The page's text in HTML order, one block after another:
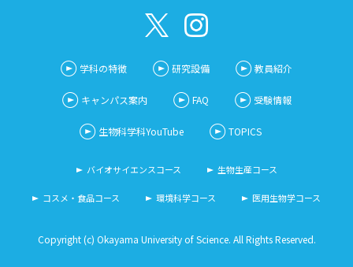
学科の特徴 研究設備 教員紹介
キャンパス案内 FAQ 受験情報
生物科学科YouTube TOPICS
バイオサイエンスコース 生物生産コース
コスメ・食品コース 環境科学コース 医用生物学コース
Copyright (c) Okayama University of Science. All Rights Reserved.